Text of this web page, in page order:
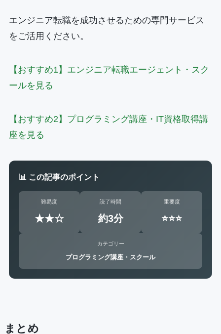
エンジニア転職を成功させるための専門サービス
をご活用ください。
【おすすめ1】エンジニア転職エージェント・スク
ールを見る
【おすすめ2】プログラミング講座・IT資格取得講
座を見る
📊 この記事のポイント
難易度
★★☆
読了時間
約3分
重要度
⭐⭐⭐
カテゴリー
プログラミング講座・スクール
まとめ